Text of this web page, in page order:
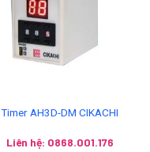
Timer AH3D-DM CIKACHI
Liên hệ: 0868.001.176